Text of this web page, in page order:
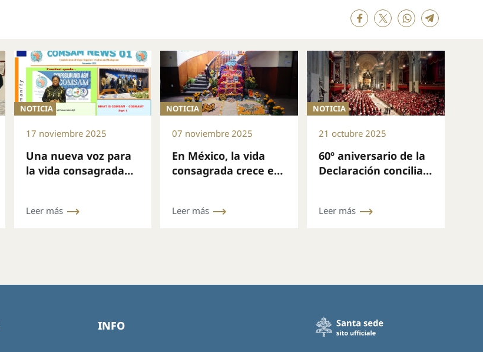
NOTICIA
17 noviembre 2025
Una nueva voz para
la vida consagrada
mensual
Leer más
NOTICIA
07 noviembre 2025
En México, la vida
consagrada crece en
Leer más
NOTICIA
21 octubre 2025
60º aniversario de la
Declaración conciliar
Leer más
INFO